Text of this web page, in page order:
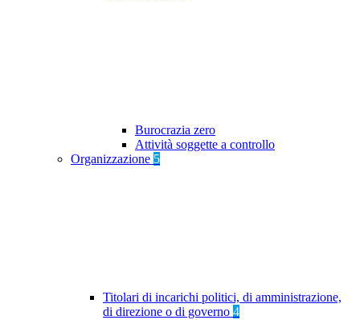
Burocrazia zero
Attività soggette a controllo
Organizzazione 5
Titolari di incarichi politici, di amministrazione,
di direzione o di governo 4